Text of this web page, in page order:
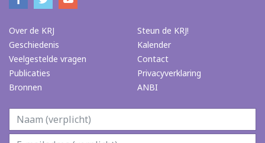
Over de KRJ
Geschiedenis
Veelgestelde vragen
Publicaties
Bronnen
Steun de KRJ!
Kalender
Contact
Privacyverklaring
ANBI